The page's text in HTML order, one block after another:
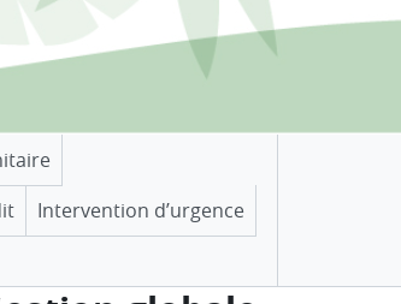
Intervention d’urgence